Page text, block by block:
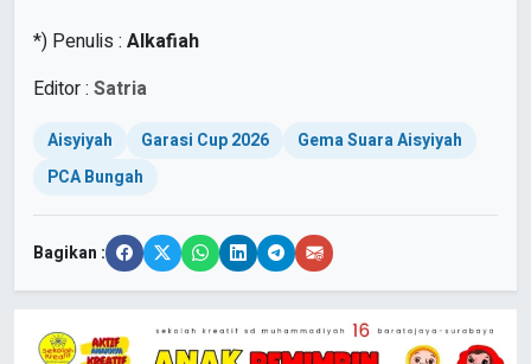
*) Penulis : Alkafiah
Editor : Satria
Aisyiyah Garasi Cup 2026
Gema Suara Aisyiyah
PCA Bungah
Bagikan :